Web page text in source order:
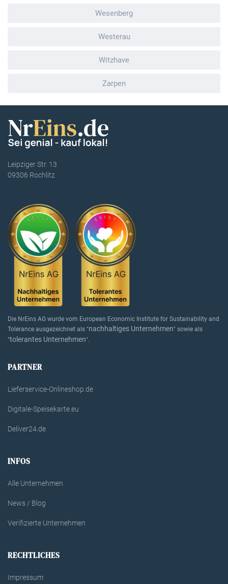
Wesenberg
Westerau
Witzhave
Zarpen
Leipziger Str. 13
09306 Rochlitz
Die NrEins AG wurde vom European Economic Institute for Sustainability and
Tolerance ausgezeichnet als "nachhaltiges Unternehmen" sowie als
"tolerantes Unternehmen".
PARTNER
Lieferservice-Onlineshop.de
Digitale-Speisekarte.eu
Deliver24.de
INFOS
Alle Unternehmen
News / Blog
Verifizierte Unternehmen
RECHTLICHES
Impressum